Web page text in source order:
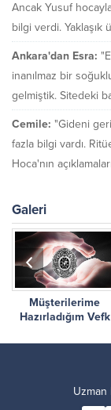
Ancak Yusuf
bilgi verdi. Yaklaşık
Ankara'dan Esra:
inanılmaz bir
gelmiştik. Sitedeki
Cemile: "Gideni
fazla bilgi vardı.
Hoca'nın
Galeri
Müşterilerime
Hazırladığım Vefk
Uzman